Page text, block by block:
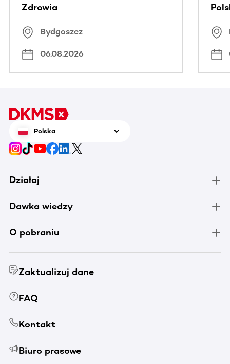
Zdrowia
Bydgoszcz
06.08.2026
Polska
Działaj
Dawka wiedzy
O pobraniu
Zaktualizuj dane
FAQ
Kontakt
Biuro prasowe